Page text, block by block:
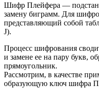
Шифр Плейфера —
замену биграмм. Для
представляющий собой
J).
Процесс шифрования
и замене ее на пару букв,
прямоугольник.
Рассмотрим, в качестве
образующую ключ шифра